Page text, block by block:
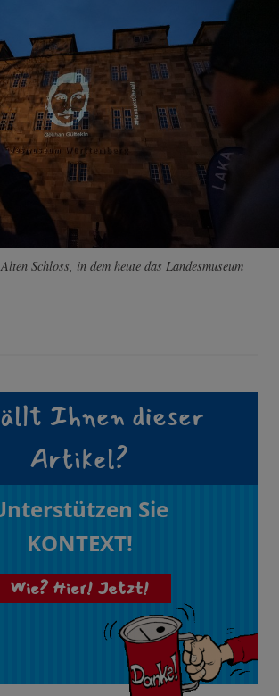
Schloss, in dem heute das Landesmuseum
Ihnen dieser
Artikel?
Sie
KONTEXT!
Wie? Hier! Jetzt!